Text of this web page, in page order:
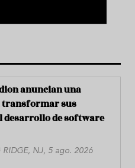
anuncian una
transformar sus
desarrollo de software
RIDGE, NJ, 5 ago. 2026